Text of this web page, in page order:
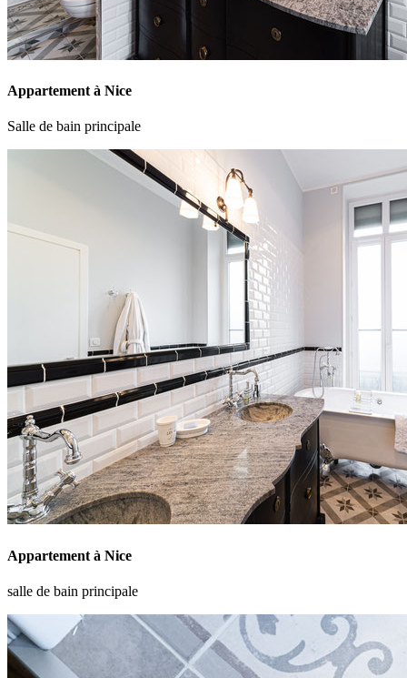
Appartement à Nice
Salle de bain principale
Appartement à Nice
salle de bain principale